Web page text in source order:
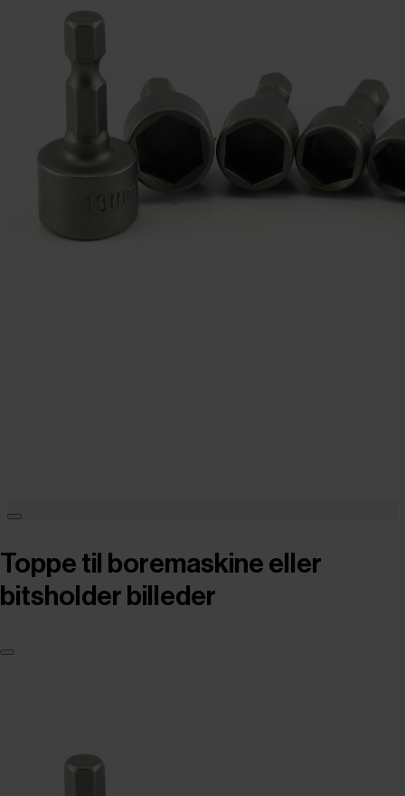
Toppe til boremaskine eller
bitsholder billeder